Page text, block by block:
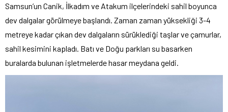
Samsun’un Canik, İlkadım ve Atakum ilçelerindeki sahil boyunca
dev dalgalar görülmeye başlandı. Zaman zaman yüksekliği 3-4
metreye kadar çıkan dev dalgaların sürüklediği taşlar ve çamurlar,
sahil kesimini kapladı. Batı ve Doğu parkları su basarken
buralarda bulunan işletmelerde hasar meydana geldi.